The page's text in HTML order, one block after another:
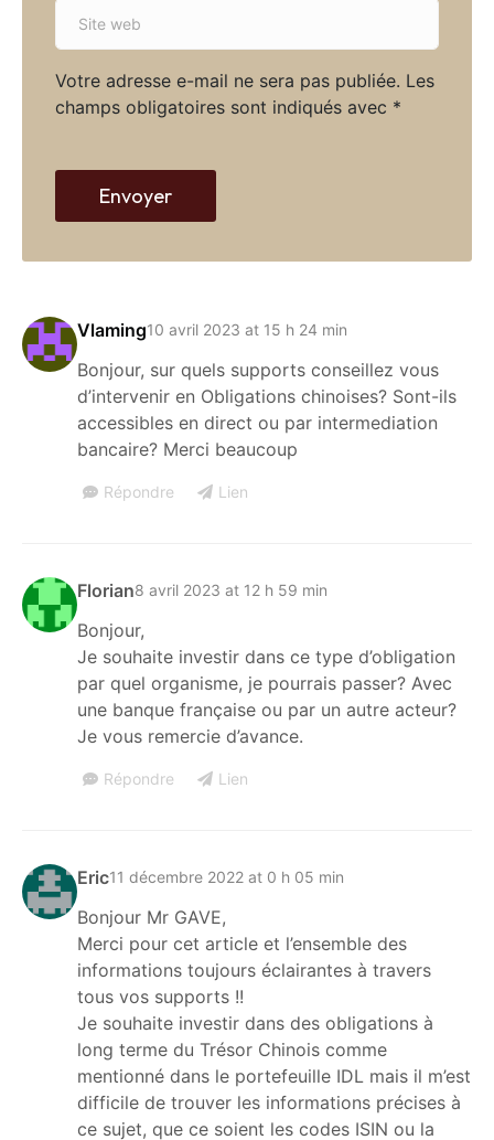
Vlaming10 avril 2023 at 15 h 24 min
Bonjour, sur quels supports conseillez vous
d’intervenir en Obligations chinoises? Sont-ils
accessibles en direct ou par intermediation
bancaire? Merci beaucoup
Répondre Lien
Florian8 avril 2023 at 12 h 59 min
Bonjour,
Je souhaite investir dans ce type d’obligation
par quel organisme, je pourrais passer? Avec
une banque française ou par un autre acteur?
Je vous remercie d’avance.
Répondre Lien
Eric11 décembre 2022 at 0 h 05 min
Bonjour Mr GAVE,
Merci pour cet article et l’ensemble des
informations toujours éclairantes à travers
tous vos supports !!
Je souhaite investir dans des obligations à
long terme du Trésor Chinois comme
mentionné dans le portefeuille IDL mais il m’est
difficile de trouver les informations précises à
ce sujet, que ce soient les codes ISIN ou la
Votre adresse e-mail ne sera pas publiée. Les
champs obligatoires sont indiqués avec *
l
*
S
e
w
b
Envoyer